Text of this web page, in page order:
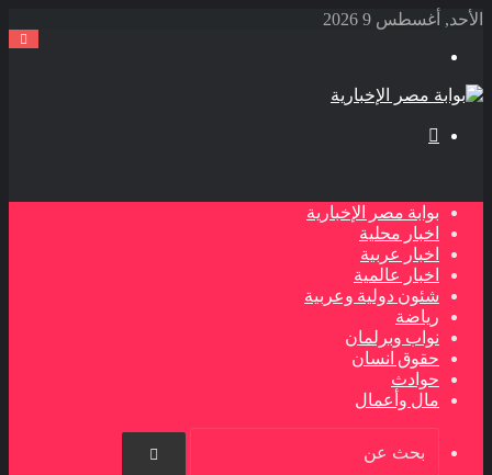
الأحد, أغسطس 9 2026
القائمة
بوابة مصر الإخبارية
اخبار محلية
اخبار عربية
اخبار عالمية
شئون دولية وعربية
رياضة
نواب وبرلمان
حقوق انسان
حوادث
مال وأعمال